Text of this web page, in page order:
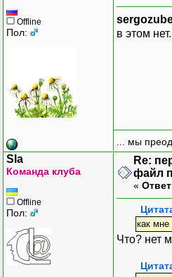
Offline
Пол:
в этом
... мы
Sla
Команда клуба
Offline
Пол:
Re:
файл
«
как мне
Что? нет